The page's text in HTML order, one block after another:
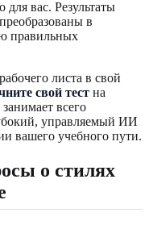
для вас. Результаты
в
правильных
листа в свой
свой тест на
всего
управляемый ИИ
вашего учебного пути.
о стилях